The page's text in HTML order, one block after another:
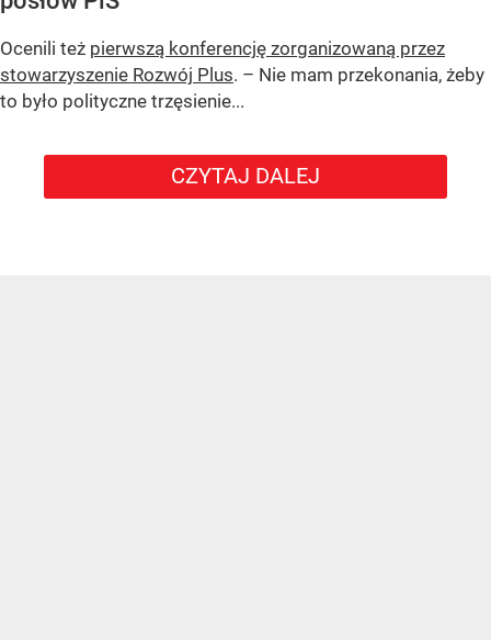
Ocenili też pierwszą konferencję zorganizowaną przez
stowarzyszenie Rozwój Plus. – Nie mam przekonania, żeby
to było polityczne trzęsienie...
CZYTAJ DALEJ